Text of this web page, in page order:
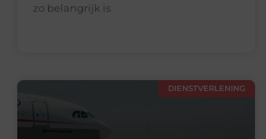
zo belangrijk is
DIENSTVERLENING